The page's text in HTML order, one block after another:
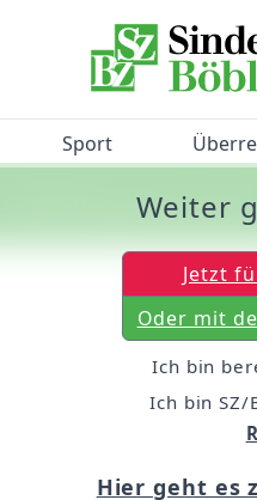
Sport
BZ- Weiter
Jetzt
Oder mit
Ich bin
Ich bin SZ/
Hier geht es